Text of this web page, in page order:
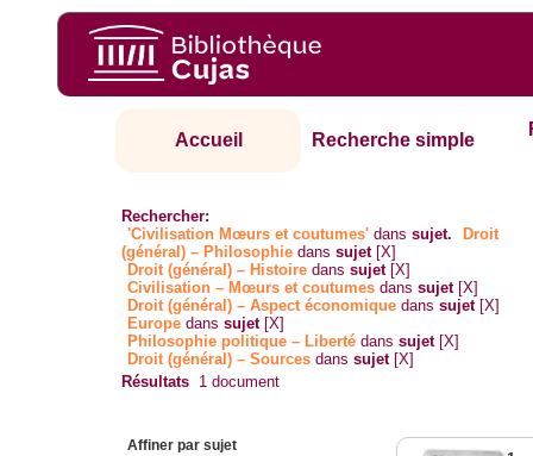
Accueil Recherche simple
Rechercher:
'Civilisation Mœurs et coutumes' danssujet.
Droit
(général) – Philosophie danssujet [X]
Droit (général) – Histoire danssujet [X]
Civilisation – Mœurs et coutumes danssujet [X]
Droit (général) – Aspect économique danssujet [X]
Europe danssujet [X]
Philosophie politique – Liberté danssujet [X]
Droit (général) – Sources danssujet [X]
Résultats 1 document
Affiner par sujet